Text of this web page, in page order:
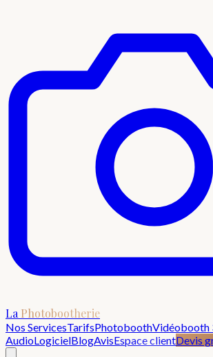
La Photobootherie
Nos ServicesTarifsPhotoboothVidéobooth
AudioLogicielBlogAvisEspace clientDevis